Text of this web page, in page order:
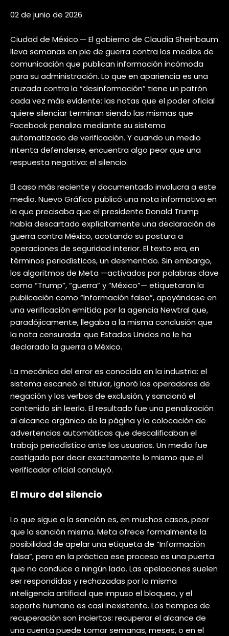
02 de junio de 2026
Ciudad de México.— El gobierno de Claudia Sheinbaum
lleva semanas en pie de guerra contra los medios de
comunicación que publican información incómoda
para su administración. Lo que en apariencia es una
cruzada contra la “desinformación” tiene un patrón
cada vez más evidente: las notas que el poder oficial
quiere silenciar terminan siendo las mismas que
Facebook penaliza mediante su sistema
automatizado de verificación. Y cuando un medio
intenta defenderse, encuentra algo peor que una
respuesta negativa: el silencio.
El caso más reciente y documentado involucra a este
medio. Nuevo Gráfico publicó una nota informativa en
la que precisaba que el presidente Donald Trump
había descartado explícitamente una declaración de
guerra contra México, acotando su postura a
operaciones de seguridad interior. El texto era, en
términos periodísticos, un desmentido. Sin embargo,
los algoritmos de Meta —activados por palabras clave
como “Trump”, “guerra” y “México”— etiquetaron la
publicación como “Información falsa”, apoyándose en
una verificación emitida por la agencia Newtral que,
paradójicamente, llegaba a la misma conclusión que
la nota censurada: que Estados Unidos no le ha
declarado la guerra a México.
La mecánica del error es conocida en la industria: el
sistema escaneó el titular, ignoró los operadores de
negación y los verbos de exclusión, y sancionó el
contenido sin leerlo. El resultado fue una penalización
al alcance orgánico de la página y la colocación de
advertencias automáticas que descalificaban el
trabajo periodístico ante los usuarios. Un medio fue
castigado por decir exactamente lo mismo que el
verificador oficial concluyó.
El muro del silencio
Lo que sigue a la sanción es, en muchos casos, peor
que la sanción misma. Meta ofrece formalmente la
posibilidad de apelar una etiqueta de “Información
falsa”, pero en la práctica ese proceso es una puerta
que no conduce a ningún lado. Las apelaciones suelen
ser respondidas y rechazadas por la misma
inteligencia artificial que impuso el bloqueo, y el
soporte humano es casi inexistente. Los tiempos de
recuperación son inciertos: recuperar el alcance de
una cuenta puede tomar semanas, meses, o en el